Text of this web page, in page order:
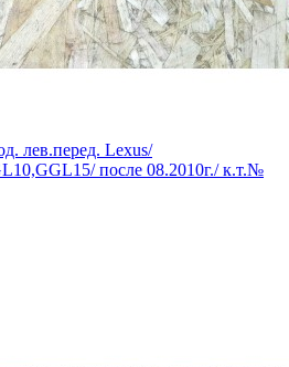
лев.перед. Lexus/
после 08.2010г./ к.т.№